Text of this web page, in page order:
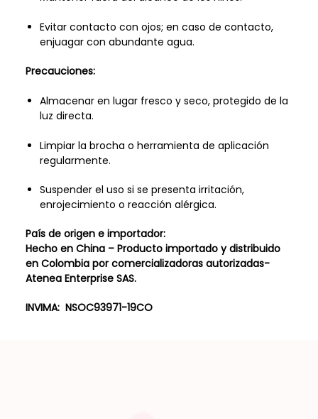
Evitar contacto con ojos; en caso de contacto,
enjuagar con abundante agua.
Precauciones:
Almacenar en lugar fresco y seco, protegido de la
luz directa.
Limpiar la brocha o herramienta de aplicación
regularmente.
Suspender el uso si se presenta irritación,
enrojecimiento o reacción alérgica.
País de origen e importador:
Hecho en China – Producto importado y distribuido
en Colombia por comercializadoras autorizadas-
Atenea Enterprise SAS.
INVIMA: NSOC93971-19CO